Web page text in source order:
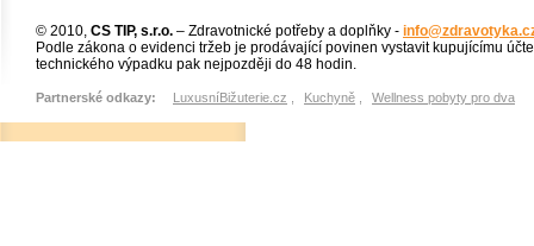
© 2010, CS TIP, s.r.o. – Zdravotnické potřeby a doplňky -
Podle zákona o evidenci tržeb je prodávající povinen vystavit kupujícímu
technického výpadku pak nejpozději do 48 hodin.
Partnerské odkazy: LuxusníBižuterie.cz Kuchyně Wellness pobyty pro dva